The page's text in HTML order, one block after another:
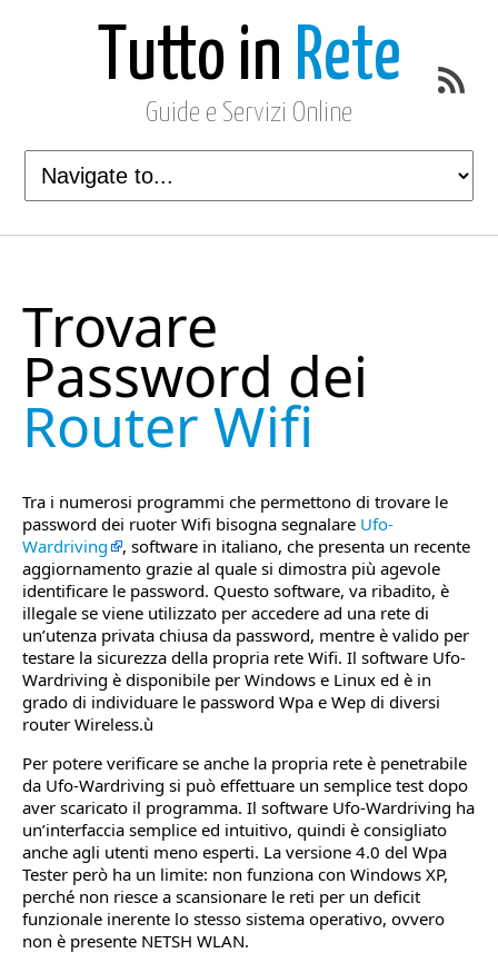
Tutto in Rete
Guide e Servizi Online
Trovare
Password dei
Router Wifi
Tra i numerosi programmi che permettono di trovare le
password dei ruoter Wifi bisogna segnalare Ufo-
Wardriving
, software in italiano, che presenta un recente
aggiornamento grazie al quale si dimostra più agevole
identificare le password. Questo software, va ribadito, è
illegale se viene utilizzato per accedere ad una rete di
un’utenza privata chiusa da password, mentre è valido per
testare la sicurezza della propria rete Wifi. Il software Ufo-
Wardriving è disponibile per Windows e Linux ed è in
grado di individuare le password Wpa e Wep di diversi
router Wireless.ù
Per potere verificare se anche la propria rete è penetrabile
da Ufo-Wardriving si può effettuare un semplice test dopo
aver scaricato il programma. Il software Ufo-Wardriving ha
un’interfaccia semplice ed intuitivo, quindi è consigliato
anche agli utenti meno esperti. La versione 4.0 del Wpa
Tester però ha un limite: non funziona con Windows XP,
perché non riesce a scansionare le reti per un deficit
funzionale inerente lo stesso sistema operativo, ovvero
non è presente NETSH WLAN.